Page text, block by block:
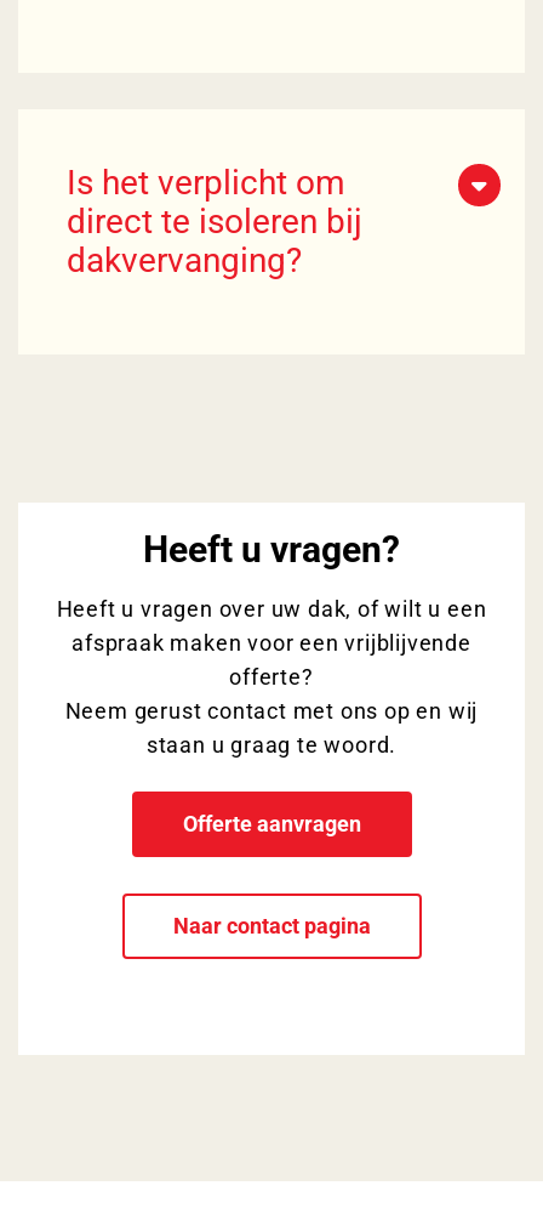
Is het verplicht om
direct te isoleren bij
dakvervanging?
Heeft u vragen?
Heeft u vragen over uw dak, of wilt u een
afspraak maken voor een vrijblijvende
offerte?
Neem gerust contact met ons op en wij
staan u graag te woord.
Offerte aanvragen
Naar contact pagina